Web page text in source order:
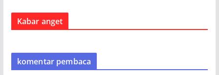
Kabar anget
komentar pembaca